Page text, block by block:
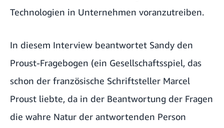
Technologien in Unternehmen voranzutreiben.
In diesem Interview beantwortet Sandy den
Proust-Fragebogen (ein Gesellschaftsspiel, das
schon der französische Schriftsteller Marcel
Proust liebte, da in der Beantwortung der Fragen
die wahre Natur der antwortenden Person